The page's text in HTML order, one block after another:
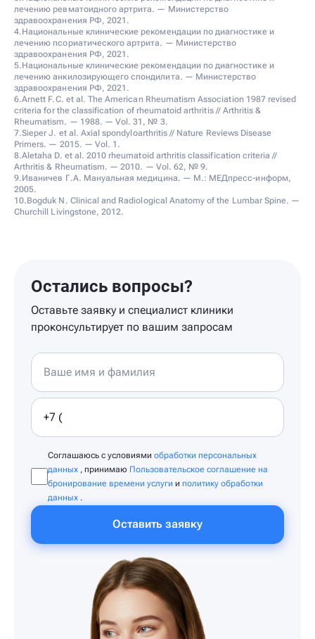
лечению ревматоидного артрита. — Министерство
здравоохранения РФ, 2021.
4.Национальные клинические рекомендации по диагностике и
лечению псориатического артрита. — Министерство
здравоохранения РФ, 2021.
5.Национальные клинические рекомендации по диагностике и
лечению анкилозирующего спондилита. — Министерство
здравоохранения РФ, 2021.
6.Arnett F.C. et al. The American Rheumatism Association 1987 revised
criteria for the classification of rheumatoid arthritis // Arthritis &
Rheumatism. — 1988. — Vol. 31, № 3.
7.Sieper J. et al. Axial spondyloarthritis // Nature Reviews Disease
Primers. — 2015. — Vol. 1.
8.Aletaha D. et al. 2010 rheumatoid arthritis classification criteria //
Arthritis & Rheumatism. — 2010. — Vol. 62, № 9.
9.Иваничев Г.А. Мануальная медицина. — М.: МЕДпресс-информ,
2005.
10.Bogduk N. Clinical and Radiological Anatomy of the Lumbar Spine. —
Churchill Livingstone, 2012.
Остались вопросы?
Оставьте заявку и специалист клиники
проконсультирует по вашим запросам
Соглашаюсь с условиями обработки персональных
данных , принимаю Пользовательское соглашение на
бронирование времени услуги и политику обработки
данных .
Оставить заявку